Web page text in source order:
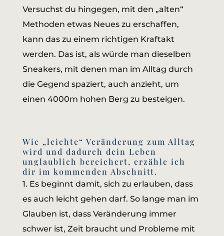
Versuchst du hingegen, mit den „alten“
Methoden etwas Neues zu erschaffen,
kann das zu einem richtigen Kraftakt
werden. Das ist, als würde man dieselben
Sneakers, mit denen man im Alltag durch
die Gegend spaziert, auch anzieht, um
einen 4000m hohen Berg zu besteigen.
Wie „leichte“ Veränderung zum Alltag
wird und dadurch dein Leben
unglaublich bereichert, erzähle ich
dir im kommenden Abschnitt.
1. Es beginnt damit, sich zu erlauben, dass
es auch leicht gehen darf. So lange man im
Glauben ist, dass Veränderung immer
schwer ist, Zeit braucht und Probleme mit